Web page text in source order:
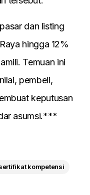
dan listing
hingga 12%
Temuan ini
pembeli,
keputusan
asumsi.***
kompetensi